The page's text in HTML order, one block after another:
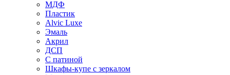
МДФ
Пластик
Alvic Luxe
Эмаль
Акрил
ДСП
С патиной
Шкафы-купе с зеркалом